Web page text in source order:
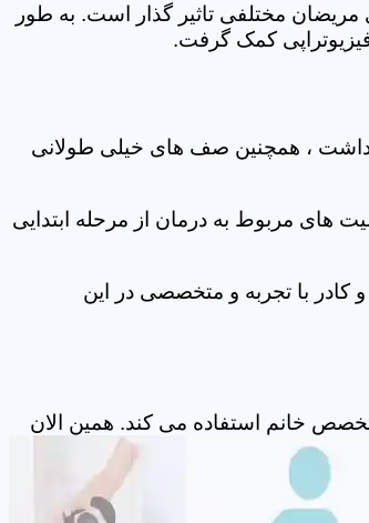
مختلفی تاثیر گذار است. به طور
کمک گرفت.
داشت ، همچنین صف های خیلی طولانی
های مربوط به درمان از مرحله ابتدایی
کادر با تجربه و متخصصی در این
خانم استفاده می کند. همین الان